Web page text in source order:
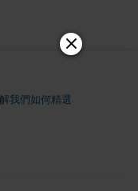
解我們如何精選